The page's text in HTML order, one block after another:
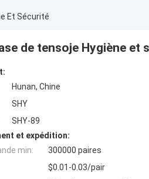
Et Sécurité
de tensoje Hygiène et
Hunan, Chine
SHY
SHY-89
et expédition:
min:
300000 paires
$0.01-0.03/pair